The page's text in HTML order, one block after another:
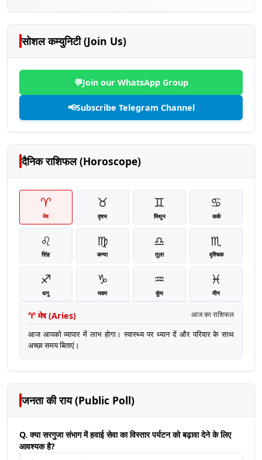
सोशल कम्युनिटी (Join Us)
💬Join our WhatsApp Group
📢Subscribe Telegram Channel
दैनिक राशिफल (Horoscope)
♈
मेष
♉
वृषभ
♊
मिथुन
♋
कर्क
♌
सिंह
♍
कन्या
♎
तुला
♏
वृश्चिक
♐
धनु
♑
मकर
♒
कुंभ
♓
मीन
♈ मेष(Aries) आज का राशिफल
आज आपको व्यापार में लाभ होगा। स्वास्थ्य पर ध्यान दें और परिवार के साथ
अच्छा समय बिताएं।
जनता की राय (Public Poll)
Q. क्या सरगुजा संभाग में हवाई सेवा का विस्तार पर्यटन को बढ़ावा देने के लिए
आवश्यक है?